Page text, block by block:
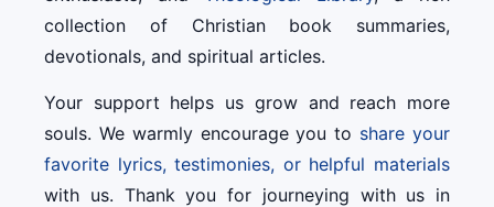
collection of Christian book summaries,
devotionals, and spiritual articles.
Your support helps us grow and reach more
souls. We warmly encourage you to share your
favorite lyrics, testimonies, or helpful materials
with us. Thank you for journeying with us in